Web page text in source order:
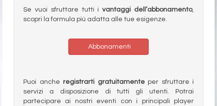
Se vuoi sfruttare tutti ivantaggi dell’abbonamento,
scopri la formula più adatta alle tue esigenze.
Abbonamenti
Puoi anche registrarti gratuitamenteper sfruttare i
servizi a disposizione di tutti gli utenti. Potrai
partecipare ai nostri eventi con i principali player